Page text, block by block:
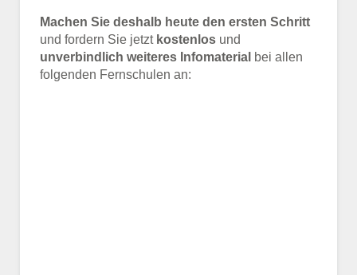
Machen Sie deshalb heute den ersten Schritt
und fordern Sie jetzt kostenlos und
unverbindlich weiteres Infomaterial bei allen
folgenden Fernschulen an: